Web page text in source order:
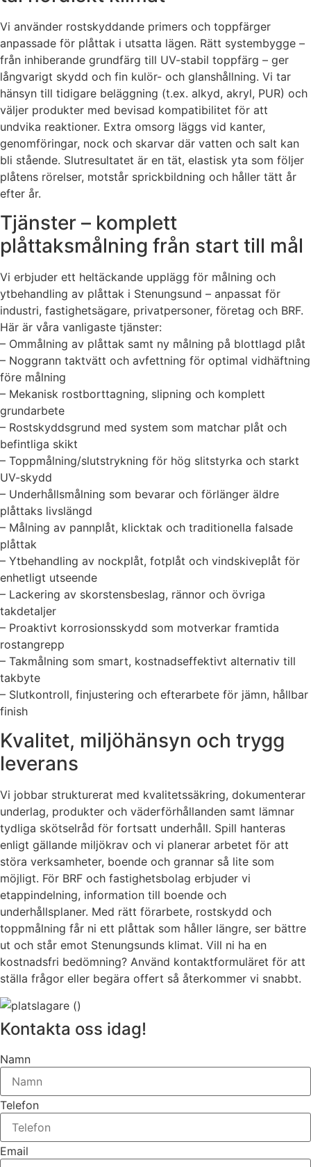
Vi använder rostskyddande primers och toppfärger
anpassade för plåttak i utsatta lägen. Rätt systembygge –
från inhiberande grundfärg till UV-stabil toppfärg – ger
långvarigt skydd och fin kulör- och glanshållning. Vi tar
hänsyn till tidigare beläggning (t.ex. alkyd, akryl, PUR) och
väljer produkter med bevisad kompatibilitet för att
undvika reaktioner. Extra omsorg läggs vid kanter,
genomföringar, nock och skarvar där vatten och salt kan
bli stående. Slutresultatet är en tät, elastisk yta som följer
plåtens rörelser, motstår sprickbildning och håller tätt år
efter år.
Tjänster – komplett
plåttaksmålning från start till mål
Vi erbjuder ett heltäckande upplägg för målning och
ytbehandling av plåttak i Stenungsund – anpassat för
industri, fastighetsägare, privatpersoner, företag och BRF.
Här är våra vanligaste tjänster:
– Ommålning av plåttak samt ny målning på blottlagd plåt
– Noggrann taktvätt och avfettning för optimal vidhäftning
före målning
– Mekanisk rostborttagning, slipning och komplett
grundarbete
– Rostskyddsgrund med system som matchar plåt och
befintliga skikt
– Toppmålning/slutstrykning för hög slitstyrka och starkt
UV-skydd
– Underhållsmålning som bevarar och förlänger äldre
plåttaks livslängd
– Målning av pannplåt, klicktak och traditionella falsade
plåttak
– Ytbehandling av nockplåt, fotplåt och vindskiveplåt för
enhetligt utseende
– Lackering av skorstensbeslag, rännor och övriga
takdetaljer
– Proaktivt korrosionsskydd som motverkar framtida
rostangrepp
– Takmålning som smart, kostnadseffektivt alternativ till
takbyte
– Slutkontroll, finjustering och efterarbete för jämn, hållbar
finish
Kvalitet, miljöhänsyn och trygg
leverans
Vi jobbar strukturerat med kvalitetssäkring, dokumenterar
underlag, produkter och väderförhållanden samt lämnar
tydliga skötselråd för fortsatt underhåll. Spill hanteras
enligt gällande miljökrav och vi planerar arbetet för att
störa verksamheter, boende och grannar så lite som
möjligt. För BRF och fastighetsbolag erbjuder vi
etappindelning, information till boende och
underhållsplaner. Med rätt förarbete, rostskydd och
toppmålning får ni ett plåttak som håller längre, ser bättre
ut och står emot Stenungsunds klimat. Vill ni ha en
kostnadsfri bedömning? Använd kontaktformuläret för att
ställa frågor eller begära offert så återkommer vi snabbt.
Kontakta oss idag!
Namn
Telefon
Email